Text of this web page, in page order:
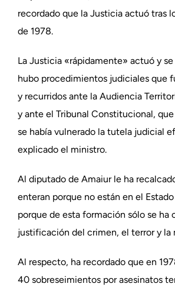
recordado que la Justicia actuó tras
de 1978.
La Justicia «rápidamente» actuó y
hubo procedimientos judiciales que
y recurridos ante la Audiencia
y ante el Tribunal Constitucional,
se había vulnerado la tutela judicial
explicado el ministro.
Al diputado de Amaiur le ha
enteran porque no están en el
porque de esta formación sólo se ha
justificación del crimen, el terror y la
Al respecto, ha recordado que en
40 sobreseimientos por asesinatos